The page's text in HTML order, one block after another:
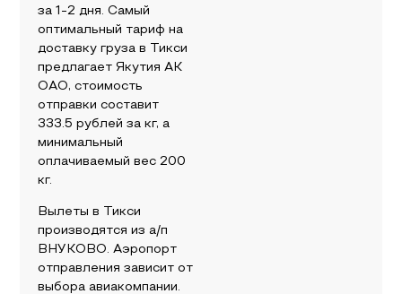
за 1-2 дня. Самый
оптимальный тариф на
доставку груза в
Тикси
предлагает Якутия АК
ОАО, стоимость
отправки составит
333.5 рублей за кг, а
минимальный
оплачиваемый вес200
кг.
Вылеты в
Тикси
производятся из а/п
ВНУКОВО. Аэропорт
отправления зависит от
выбора авиакомпании.